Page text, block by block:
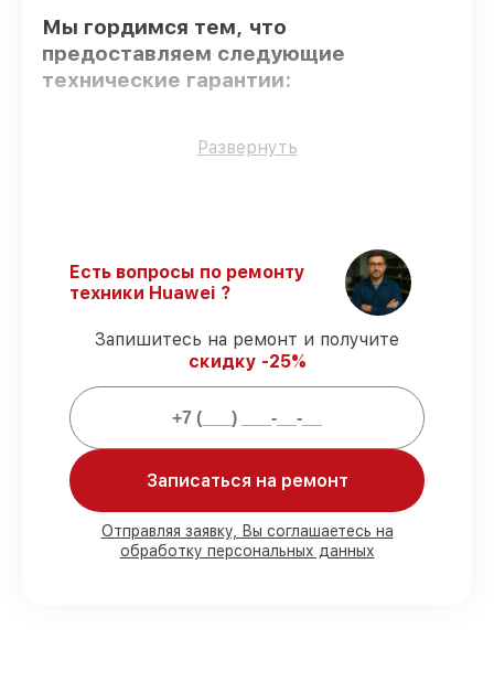
Мы гордимся тем, что
предоставляем следующие
технические гарантии:
Оригинальные детали– гарантируем
–
гарантируем завершение работ без
задержек.
– все
работы по восстановлению проводятся с
официальной гарантией.
Мы гарантируем:
работ под контролем клиента
90%комплектующих для смарт-часов на
складе или доступны для срочного
заказа
Развернуть
Есть вопросы по ремонту
техники Huawei ?
Запишитесь на ремонт и получите
скидку -25%
Записаться на ремонт
Отправляя заявку, Вы соглашаетесь на
обработку персональных данных